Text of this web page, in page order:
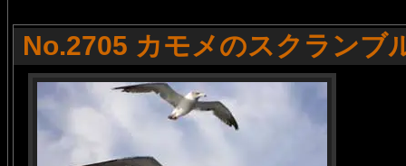
No.2705 カモメのスクランブ